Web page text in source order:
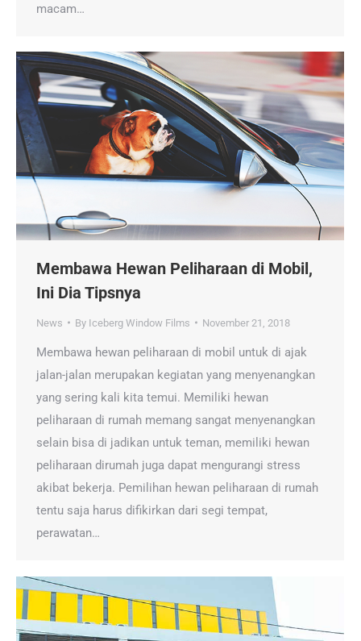
macam…
Membawa Hewan Peliharaan di Mobil,
Ini Dia Tipsnya
News By Iceberg Window Films November 21, 2018
Membawa hewan peliharaan di mobil untuk di ajak
jalan-jalan merupakan kegiatan yang menyenangkan
yang sering kali kita temui. Memiliki hewan
peliharaan di rumah memang sangat menyenangkan
selain bisa di jadikan untuk teman, memiliki hewan
peliharaan dirumah juga dapat mengurangi stress
akibat bekerja. Pemilihan hewan peliharaan di rumah
tentu saja harus difikirkan dari segi tempat,
perawatan…